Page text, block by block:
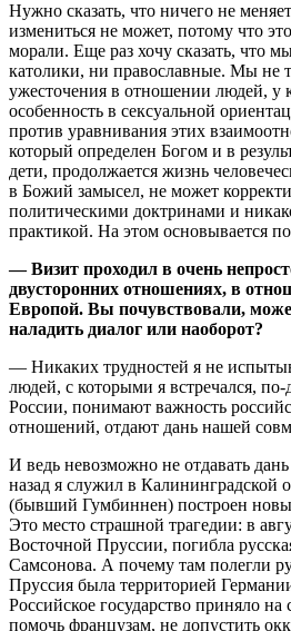
Нужно сказать, что ничего не
измениться не может, потому что
морали. Еще раз хочу сказать, что
католики, ни православные. Мы не
ужесточения в отношении людей, у
особенность в сексуальной
против уравнивания этих
который определен Богом и в
дети, продолжается жизнь
в Божий замысел, не может
политическими доктринами и
практикой. На этом основывается
— Визит проходил в очень
двусторонних отношениях, в
Европой. Вы почувствовали,
наладить диалог или наоборот?
— Никаких трудностей я не
людей, с которыми я встречался, по-
России, понимают важность
отношений, отдают дань нашей
И ведь невозможно не отдавать
назад я служил в Калининградской
(бывший Гумбиннен) построен
Это место страшной трагедии: в
Восточной Пруссии, погибла
Самсонова. А почему там полегли
Пруссия была территорией
Российское государство приняло на
помочь французам, не допустить